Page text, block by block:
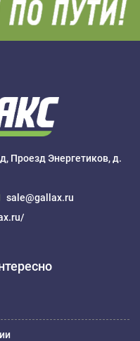
Проезд Энергетиков, д.
sale@gallax.ru